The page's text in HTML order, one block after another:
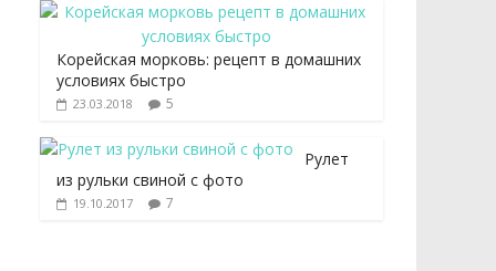
Корейская морковь: рецепт в домашних
условиях быстро
23.03.2018 5
Рулет
из рульки свиной с фото
19.10.2017 7